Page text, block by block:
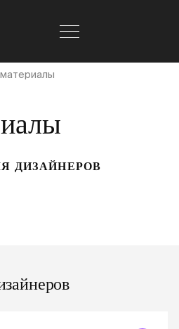
материалы
ДИЗАЙНЕРОВ